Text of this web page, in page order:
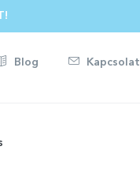
Blog Kapcsolat